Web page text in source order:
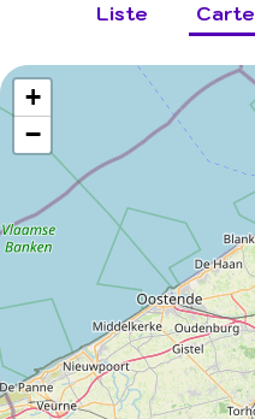
Liste Carte
+
−